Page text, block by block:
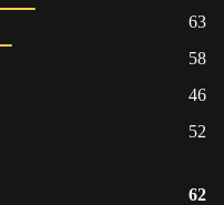
63
58
46
52
62